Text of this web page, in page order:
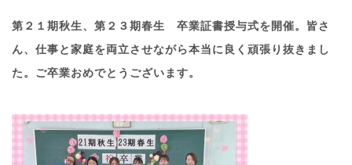
n
第２１期秋生、第２３期春生 卒業証書授与式を開催。皆さ
ん、仕事と家庭を両立させながら本当に良く頑張り抜きまし
た。ご卒業おめでとうございます。